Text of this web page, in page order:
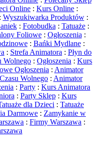
Online : Kurs Online :
Wyszukiwarka Produktów:
: Fotobudka : Tatuaże:
Foliowe: Ogłoszenia :
: Bańki Mydlane:
: Strefa Animatora : Płyn do
Wolnego : Ogłoszenia : Kurs
Ogłoszenia : Animator
Wolnego : Animator
: Party : Kurs Animatora
: Party Sklep: Kurs
dla Dzieci : Tatuaże
Darmowe : Zamykanie w
: Firmy Warszawa :